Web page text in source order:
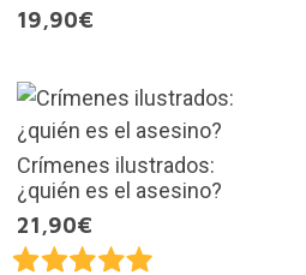
19,90€
Crímenes ilustrados:
¿quién es el asesino?
21,90€